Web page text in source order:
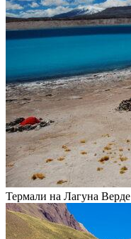
Термали на Лагуна Верде